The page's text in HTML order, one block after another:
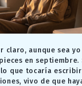
claro, aunque sea
en septiembre.
que tocaría
vivo de que